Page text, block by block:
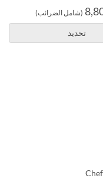
(شامل الضرائب)
تحديد